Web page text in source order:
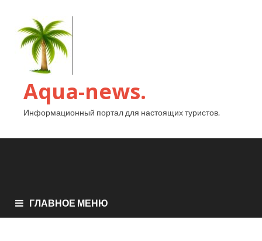
Aqua-news.
Информационный портал для настоящих туристов.
ГЛАВНОЕ МЕНЮ